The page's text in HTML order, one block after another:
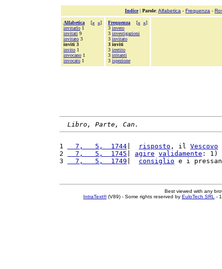
Indice| Parole: Alfabetica - Frequenza -
Alfabetica [« »]
invitarlo 1
invitati 9
invitato 3
inviti 3
invito 1
invocano 1
invocato 1
Frequenza [« »]
3 invero
3 investigazioni
3 invitato
3 inviti
3 irretito
3 irritanti
3 ispezione
Libro, Parte, Can.
1
  7,   5,  1744
risposto , il Vescovo
2
  7,   5,  1745
agire validamente :
3
  7,   5,  1749
consiglio e i
Best viewed with any
IntraText®(V89) - Some rights reserved by EuloTech SRL -